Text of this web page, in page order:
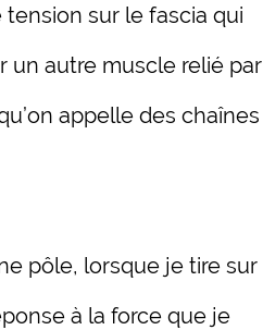
sur le fascia qui
un autre muscle relié par
appelle des chaînes
pôle, lorsque je tire sur
à la force que je